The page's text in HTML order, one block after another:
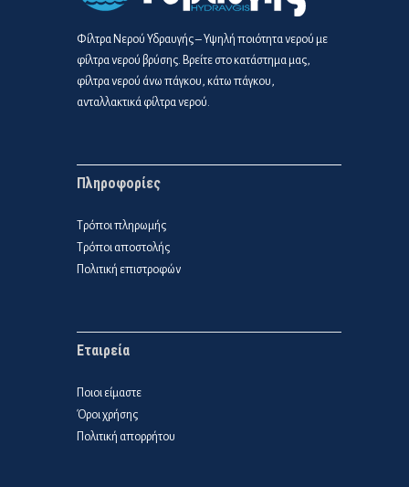
Φίλτρα Νερού Υδραυγής – Υψηλή ποιότητα νερού με
φίλτρα νερού βρύσης. Βρείτε στο κατάστημα μας,
φίλτρα νερού άνω πάγκου, κάτω πάγκου,
ανταλλακτικά φίλτρα νερού.
Πληροφορίες
Τρόποι πληρωμής
Τρόποι αποστολής
Πολιτική επιστροφών
Εταιρεία
Ποιοι είμαστε
Όροι χρήσης
Πολιτική απορρήτου